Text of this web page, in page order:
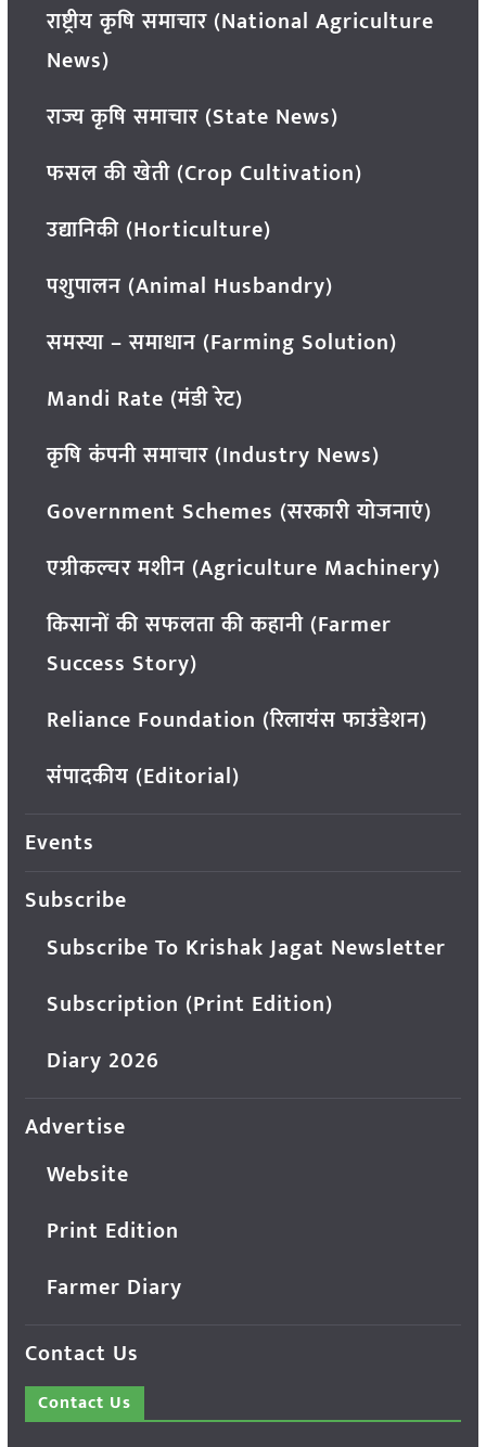
राष्ट्रीय कृषि समाचार (National Agriculture
News)
राज्य कृषि समाचार (State News)
फसल की खेती (Crop Cultivation)
उद्यानिकी (Horticulture)
पशुपालन (Animal Husbandry)
समस्या – समाधान (Farming Solution)
Mandi Rate (मंडी रेट)
कृषि कंपनी समाचार (Industry News)
Government Schemes (सरकारी योजनाएं)
एग्रीकल्चर मशीन (Agriculture Machinery)
किसानों की सफलता की कहानी (Farmer
Success Story)
Reliance Foundation (रिलायंस फाउंडेशन)
संपादकीय (Editorial)
Events
Subscribe
Subscribe To Krishak Jagat Newsletter
Subscription (Print Edition)
Diary 2026
Advertise
Website
Print Edition
Farmer Diary
Contact Us
Contact Us